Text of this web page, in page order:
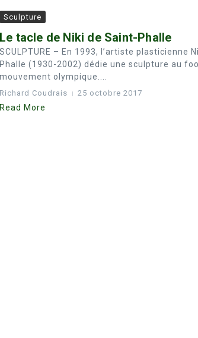
Sculpture
Le tacle de Niki de Saint-Phalle
SCULPTURE – En 1993, l’artiste plasticienne
Phalle (1930-2002) dédie une sculpture au
mouvement olympique....
Richard Coudrais 25 octobre 2017
Read More